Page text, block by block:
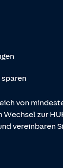
sparen
von
zur
vereinbaren